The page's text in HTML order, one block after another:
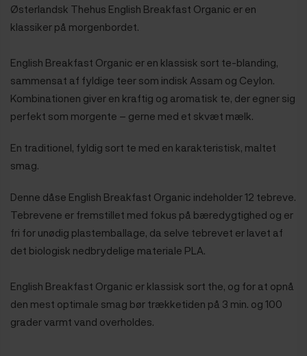
Østerlandsk Thehus English Breakfast Organic er en
klassiker på morgenbordet.
English Breakfast Organic er en klassisk sort te-blanding,
sammensat af fyldige teer som indisk Assam og Ceylon.
Kombinationen giver en kraftig og aromatisk te, der egner sig
perfekt som morgente – gerne med et skvæt mælk.
En traditionel, fyldig sort te med en karakteristisk, maltet
smag.
Denne dåse English Breakfast Organic indeholder 12 tebreve.
Tebrevene er fremstillet med fokus på bæredygtighed og er
fri for unødig plastemballage, da selve tebrevet er lavet af
det biologisk nedbrydelige materiale PLA.
English Breakfast Organic er klassisk sort the, og for at opnå
den mest optimale smag bør trækketiden på 3 min. og 100
grader varmt vand overholdes.